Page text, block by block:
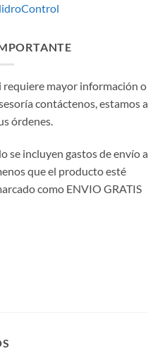
requiere mayor información o
contáctenos, estamos a
órdenes.
se incluyen gastos de envío a
que el producto esté
como ENVIO GRATIS